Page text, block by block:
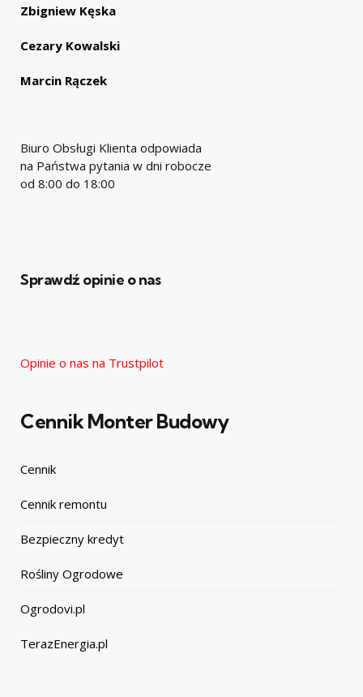
Zbigniew Kęska
Cezary Kowalski
Marcin Rączek
Biuro Obsługi Klienta odpowiada
na Państwa pytania w dni robocze
od 8:00 do 18:00
Sprawdź opinie o nas
Opinie o nas na Trustpilot
Cennik Monter Budowy
Cennik
Cennik remontu
Bezpieczny kredyt
Rośliny Ogrodowe
Ogrodovi.pl
TerazEnergia.pl